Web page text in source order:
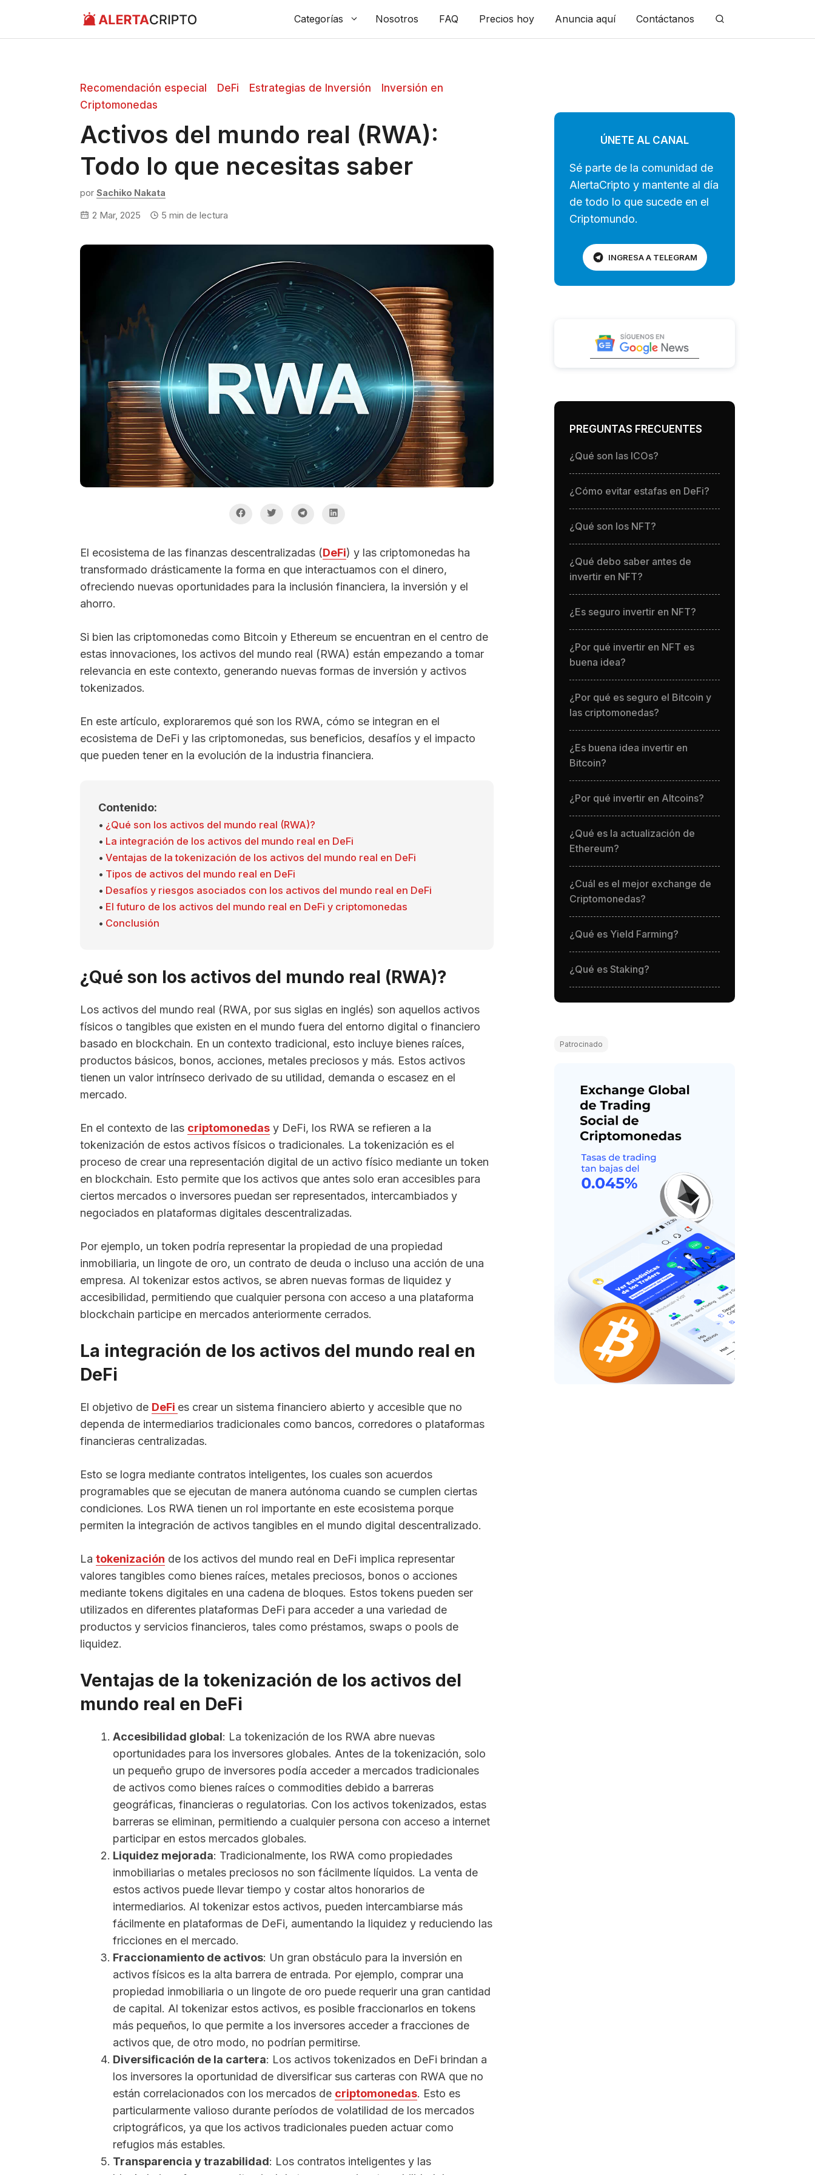
contenido
Categorías Nosotros FAQ Precios hoy Anuncia aquí Contáctanos
Recomendación especial DeFi Estrategias de Inversión
Inversión en
Criptomonedas
Activos del mundo real (RWA):
Todo lo que necesitas saber
por Sachiko Nakata
2 Mar, 2025 5 min de lectura
El ecosistema de las finanzas descentralizadas (DeFi) y las criptomonedas ha
transformado drásticamente la forma en que interactuamos con el dinero,
ofreciendo nuevas oportunidades para la inclusión financiera, la inversión y el
ahorro.
Si bien las criptomonedas como Bitcoin y Ethereum se encuentran en el centro de
estas innovaciones, los activos del mundo real (RWA) están empezando a tomar
relevancia en este contexto, generando nuevas formas de inversión y activos
tokenizados.
En este artículo, exploraremos qué son los RWA, cómo se integran en el
ecosistema de DeFi y las criptomonedas, sus beneficios, desafíos y el impacto
que pueden tener en la evolución de la industria financiera.
Contenido:
¿Qué son los activos del mundo real (RWA)?
La integración de los activos del mundo real en DeFi
Ventajas de la tokenización de los activos del mundo real en DeFi
Tipos de activos del mundo real en DeFi
Desafíos y riesgos asociados con los activos del mundo real en DeFi
El futuro de los activos del mundo real en DeFi y criptomonedas
Conclusión
¿Qué son los activos del mundo real (RWA)?
Los activos del mundo real (RWA, por sus siglas en inglés) son aquellos activos
físicos o tangibles que existen en el mundo fuera del entorno digital o financiero
basado en blockchain. En un contexto tradicional, esto incluye bienes raíces,
productos básicos, bonos, acciones, metales preciosos y más. Estos activos
tienen un valor intrínseco derivado de su utilidad, demanda o escasez en el
mercado.
En el contexto de las criptomonedas y DeFi, los RWA se refieren a la
tokenización de estos activos físicos o tradicionales. La tokenización es el
proceso de crear una representación digital de un activo físico mediante un token
en blockchain. Esto permite que los activos que antes solo eran accesibles para
ciertos mercados o inversores puedan ser representados, intercambiados y
negociados en plataformas digitales descentralizadas.
Por ejemplo, un token podría representar la propiedad de una propiedad
inmobiliaria, un lingote de oro, un contrato de deuda o incluso una acción de una
empresa. Al tokenizar estos activos, se abren nuevas formas de liquidez y
accesibilidad, permitiendo que cualquier persona con acceso a una plataforma
blockchain participe en mercados anteriormente cerrados.
La integración de los activos del mundo real en
DeFi
El objetivo de DeFi es crear un sistema financiero abierto y accesible que no
dependa de intermediarios tradicionales como bancos, corredores o plataformas
financieras centralizadas.
Esto se logra mediante contratos inteligentes, los cuales son acuerdos
programables que se ejecutan de manera autónoma cuando se cumplen ciertas
condiciones. Los RWA tienen un rol importante en este ecosistema porque
permiten la integración de activos tangibles en el mundo digital descentralizado.
La tokenización de los activos del mundo real en DeFi implica representar
valores tangibles como bienes raíces, metales preciosos, bonos o acciones
mediante tokens digitales en una cadena de bloques. Estos tokens pueden ser
utilizados en diferentes plataformas DeFi para acceder a una variedad de
productos y servicios financieros, tales como préstamos, swaps o pools de
liquidez.
Ventajas de la tokenización de los activos del
mundo real en DeFi
Accesibilidad global: La tokenización de los RWA abre nuevas
oportunidades para los inversores globales. Antes de la tokenización, solo
un pequeño grupo de inversores podía acceder a mercados tradicionales
de activos como bienes raíces o commodities debido a barreras
geográficas, financieras o regulatorias. Con los activos tokenizados, estas
barreras se eliminan, permitiendo a cualquier persona con acceso a internet
participar en estos mercados globales.
Liquidez mejorada: Tradicionalmente, los RWA como propiedades
inmobiliarias o metales preciosos no son fácilmente líquidos. La venta de
estos activos puede llevar tiempo y costar altos honorarios de
intermediarios. Al tokenizar estos activos, pueden intercambiarse más
fácilmente en plataformas de DeFi, aumentando la liquidez y reduciendo las
fricciones en el mercado.
Fraccionamiento de activos: Un gran obstáculo para la inversión en
activos físicos es la alta barrera de entrada. Por ejemplo, comprar una
propiedad inmobiliaria o un lingote de oro puede requerir una gran cantidad
de capital. Al tokenizar estos activos, es posible fraccionarlos en tokens
más pequeños, lo que permite a los inversores acceder a fracciones de
activos que, de otro modo, no podrían permitirse.
Diversificación de la cartera: Los activos tokenizados en DeFi brindan a
los inversores la oportunidad de diversificar sus carteras con RWA que no
están correlacionados con los mercados de criptomonedas. Esto es
particularmente valioso durante períodos de volatilidad de los mercados
criptográficos, ya que los activos tradicionales pueden actuar como
refugios más estables.
Transparencia y trazabilidad: Los contratos inteligentes y las
ÚNETE AL CANAL
Sé parte de la comunidad de
AlertaCripto y mantente al día
de todo lo que sucede en el
Criptomundo.
INGRESA A TELEGRAM
PREGUNTAS FRECUENTES
¿Qué son las ICOs?
¿Cómo evitar estafas en DeFi?
¿Qué son los NFT?
¿Qué debo saber antes de
invertir en NFT?
¿Es seguro invertir en NFT?
¿Por qué invertir en NFT es
buena idea?
¿Por qué es seguro el Bitcoin y
las criptomonedas?
¿Es buena idea invertir en
Bitcoin?
¿Por qué invertir en Altcoins?
¿Qué es la actualización de
Ethereum?
¿Cuál es el mejor exchange de
Criptomonedas?
¿Qué es Yield Farming?
¿Qué es Staking?
Patrocinado